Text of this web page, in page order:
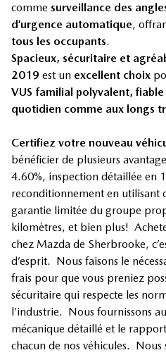
comme surveillance des
d’urgence automatique,
tous les occupants.
Spacieux, sécuritaire et
2019 est un excellent choix
VUS familial polyvalent,
quotidien comme aux longs
Certifiez votre nouveau
bénéficier de plusieurs
4.60%, inspection détaillée en
reconditionnement en utilisant
garantie limitée du groupe
kilomètres, et bien plus!
chez Mazda de Sherbrooke,
d’esprit. Nous faisons le
frais pour que vous preniez
sécuritaire qui respecte les
l’industrie. Nous fournissons
mécanique détaillé et le
chacun de nos véhicules. Nous